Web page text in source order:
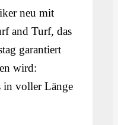
neu mit
and Turf, das
garantiert
wird:
in voller Länge